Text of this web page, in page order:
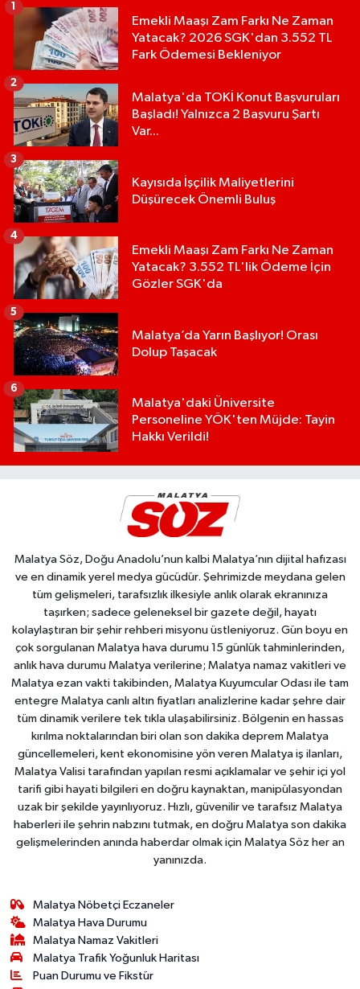
Emekli Maaşı Zam Farkı Ne Zaman
Yatacak? 2026 SGK'dan 3.552 TL
Fark Ödemesi Bekleniyor
1
Malatya'da TOKİ Konut Başvuruları
Başladı! Yalnızca 2 Başvuru Şartı
Var...
2
Kayısıda İşçilik Maliyetlerini
Düşürecek Önemli Buluş
3
Emekli Maaşı Zam Farkı Ne Zaman
Yatacak? 3.552 TL'lik Ödeme İçin
Gözler SGK'da
4
Malatya’da Yarın Başlıyor! Orası
Dolup Taşacak
5
Malatya'daki Üniversite
Personeline YÖK'ten Müjde: Tayin
Hakkı Verildi!
6
Malatya Söz, Doğu Anadolu’nun kalbi Malatya’nın dijital hafızası
ve en dinamik yerel medya gücüdür. Şehrimizde meydana gelen
tüm gelişmeleri, tarafsızlık ilkesiyle anlık olarak ekranınıza
taşırken; sadece geleneksel bir gazete değil, hayatı
kolaylaştıran bir şehir rehberi misyonu üstleniyoruz. Gün boyu en
çok sorgulanan Malatya hava durumu 15 günlük tahminlerinden,
anlık hava durumu Malatya verilerine; Malatya namaz vakitleri ve
Malatya ezan vakti takibinden, Malatya Kuyumcular Odası ile tam
entegre Malatya canlı altın fiyatları analizlerine kadar şehre dair
tüm dinamik verilere tek tıkla ulaşabilirsiniz. Bölgenin en hassas
kırılma noktalarından biri olan son dakika deprem Malatya
güncellemeleri, kent ekonomisine yön veren Malatya iş ilanları,
Malatya Valisi tarafından yapılan resmi açıklamalar ve şehir içi yol
tarifi gibi hayati bilgileri en doğru kaynaktan, manipülasyondan
uzak bir şekilde yayınlıyoruz. Hızlı, güvenilir ve tarafsız Malatya
haberleri ile şehrin nabzını tutmak, en doğru Malatya son dakika
gelişmelerinden anında haberdar olmak için Malatya Söz her an
yanınızda.
Malatya Nöbetçi Eczaneler
Malatya Hava Durumu
Malatya Namaz Vakitleri
Malatya Trafik Yoğunluk Haritası
Puan Durumu ve Fikstür